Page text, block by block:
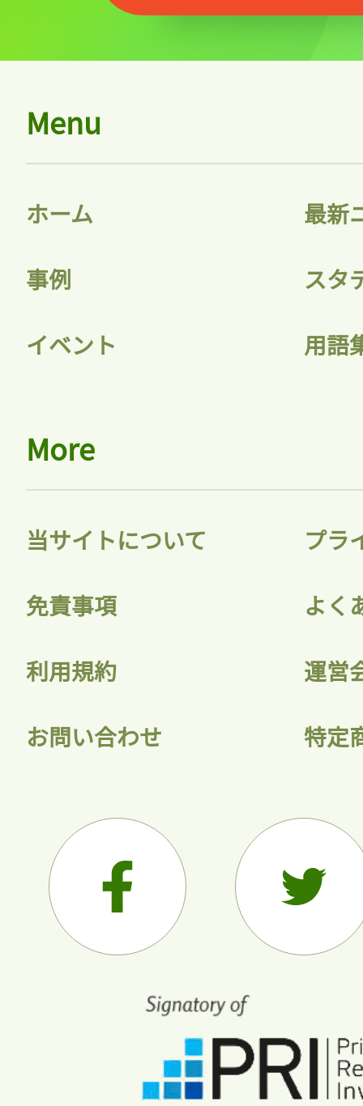
記事をお気に入りに
ログインが必
会員登録
Menu
ホーム 最新
事例 スタ
イベント 用語
More
当サイトについて プラ
免責事項 よく
利用規約 運営
お問い合わせ 特定